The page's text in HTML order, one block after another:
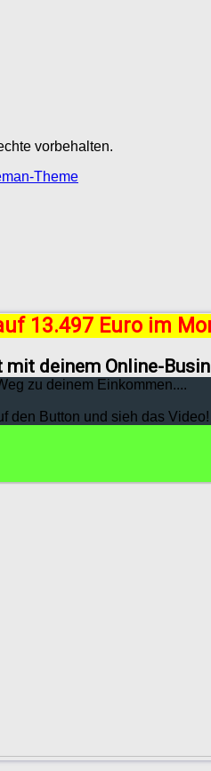
vorbehalten.
Theme
13.497 Euro im
mit deinem Online-
zu deinem Einkommen....
den Button und sieh das Video!